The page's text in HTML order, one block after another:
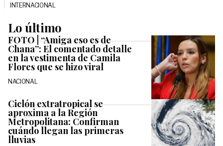
INTERNACIONAL
Lo último
FOTO | “Amiga eso es de
Chana”: El comentado detalle
en la vestimenta de Camila
Flores que se hizo viral
NACIONAL
Ciclón extratropical se
aproxima a la Región
Metropolitana: Confirman
cuándo llegan las primeras
lluvias